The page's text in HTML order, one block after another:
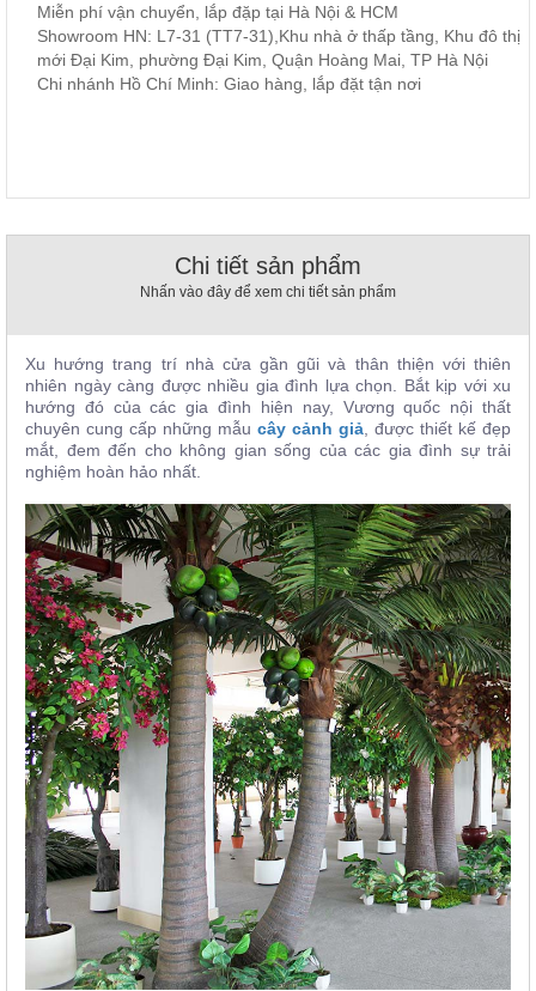
Cây
Nội
Thất
Nhà
Hàng
Thất
Hàng
Miễn phí vận chuyển, lắp đặp tại Hà Nội & HCM
Showroom HN: L7-31 (TT7-31),Khu nhà ở thấp tầng, Khu đô thị
mới Đại Kim, phường Đại Kim, Quận Hoàng Mai, TP Hà Nội
Chi nhánh Hồ Chí Minh: Giao hàng, lắp đặt tận nơi
Chi tiết sản phẩm
Nhấn vào đây để xem chi tiết sản phẩm
Xu hướng trang trí nhà cửa gần gũi và thân thiện với thiên
nhiên ngày càng được nhiều gia đình lựa chọn. Bắt kịp với xu
hướng đó của các gia đình hiện nay, Vương quốc nội thất
chuyên cung cấp những mẫu cây cảnh giả, được thiết kế đẹp
mắt, đem đến cho không gian sống của các gia đình sự trải
nghiệm hoàn hảo nhất.